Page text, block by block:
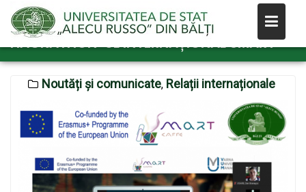
content
PARTICIPAREA STUDENȚILOR USARB LA
HACKATHON-UL INTERNAȚIONAL SMART
Noutăți și comunicate, Relații internaționale